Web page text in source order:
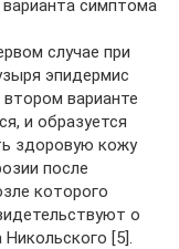
симптома
случае при
эпидермис
варианте
и образуется
здоровую кожу
после
которого
о
[5].